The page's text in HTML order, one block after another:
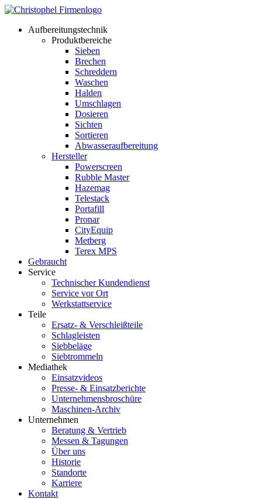
Aufbereitungstechnik
Produktbereiche
Sieben
Brechen
Schreddern
Waschen
Halden
Umschlagen
Dosieren
Sichten
Sortieren
Abwasseraufbereitung
Hersteller
Powerscreen
Rubble Master
Hazemag
Telestack
Portafill
Pronar
CityEquip
Metberg
Terex MPS
Gebraucht
Service
Technischer Kundendienst
Service vor Ort
Werkstattservice
Teile
Ersatz- & Verschleißteile
Schlagleisten
Siebbeläge
Siebtrommeln
Mediathek
Einsatzvideos
Presse- & Einsatzberichte
Unternehmensbroschüre
Maschinen-Archiv
Unternehmen
Beratung & Vertrieb
Messen & Tagungen
Über uns
Historie
Standorte
Karriere
Kontakt